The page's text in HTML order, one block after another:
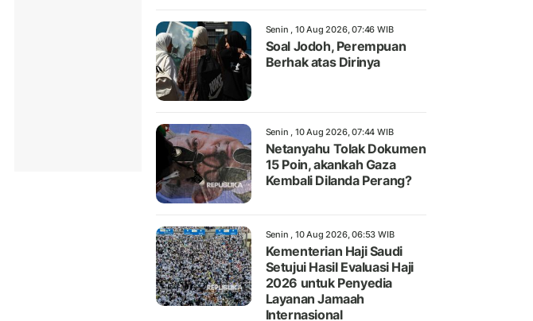
Senin , 10 Aug 2026, 07:46 WIB
Soal Jodoh, Perempuan
Berhak atas Dirinya
Senin , 10 Aug 2026, 07:44 WIB
Netanyahu Tolak Dokumen
15 Poin, akankah Gaza
Kembali Dilanda Perang?
Senin , 10 Aug 2026, 06:53 WIB
Kementerian Haji Saudi
Setujui Hasil Evaluasi Haji
2026 untuk Penyedia
Layanan Jamaah
Internasional